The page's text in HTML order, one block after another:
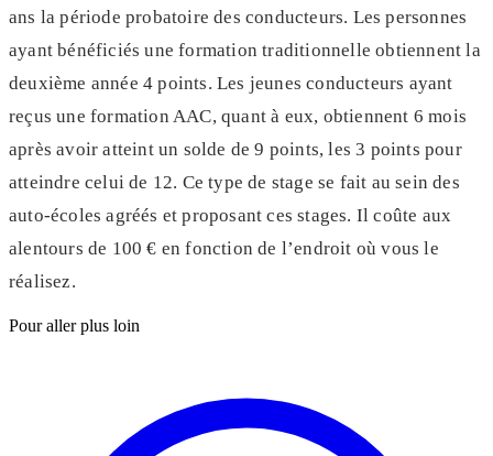
ans la période probatoire des conducteurs. Les personnes
ayant bénéficiés une formation traditionnelle obtiennent la
deuxième année 4 points. Les jeunes conducteurs ayant
reçus une formation AAC, quant à eux, obtiennent 6 mois
après avoir atteint un solde de 9 points, les 3 points pour
atteindre celui de 12. Ce type de stage se fait au sein des
auto-écoles agréés et proposant ces stages. Il coûte aux
alentours de 100 € en fonction de l’endroit où vous le
réalisez.
Pour aller plus loin